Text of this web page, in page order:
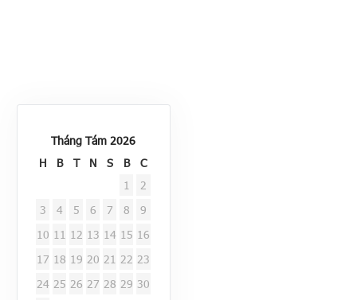
Tháng Tám 2026
H
B T N S B
C
1
2
3
4 5 6 7 8
9
10 11 12 13 14 15 16
17 18 19 20 21 22 23
24 25 26 27 28 29 30